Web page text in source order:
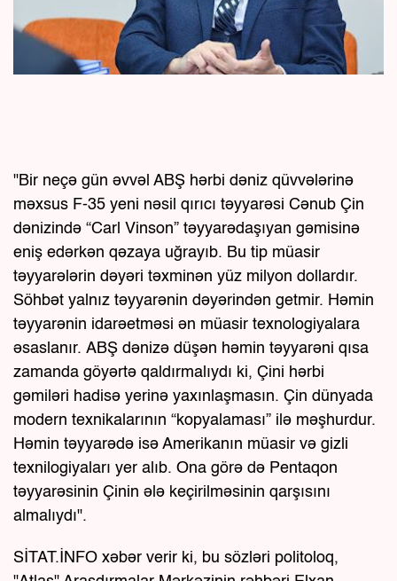
"Bir neçə gün əvvəl ABŞ hərbi dəniz qüvvələrinə
məxsus F-35 yeni nəsil qırıcı təyyarəsi Cənub Çin
dənizində “Carl Vinson” təyyarədaşıyan gəmisinə
eniş edərkən qəzaya uğrayıb. Bu tip müasir
təyyarələrin dəyəri təxminən yüz milyon dollardır.
Söhbət yalnız təyyarənin dəyərindən getmir. Həmin
təyyarənin idarəetməsi ən müasir texnologiyalara
əsaslanır. ABŞ dənizə düşən həmin təyyarəni qısa
zamanda göyərtə qaldırmalıydı ki, Çini hərbi
gəmiləri hadisə yerinə yaxınlaşmasın. Çin dünyada
modern texnikalarının “kopyalaması” ilə məşhurdur.
Həmin təyyarədə isə Amerikanın müasir və gizli
texnilogiyaları yer alıb. Ona görə də Pentaqon
təyyarəsinin Çinin ələ keçirilməsinin qarşısını
almalıydı".
SİTAT.İNFO xəbər verir ki, bu sözləri politoloq,